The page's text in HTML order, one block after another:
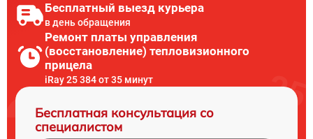
Бесплатный выезд курьера
в день обращения
Ремонт платы управления
(восстановление) тепловизионного
прицела
iRay 25 384 от 35 минут
Бесплатная консультация со
специалистом